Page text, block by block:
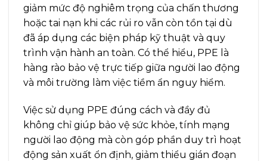
giảm mức độ nghiêm trọng của chấn thương
hoặc tai nạn khi các rủi ro vẫn còn tồn tại dù
đã áp dụng các biện pháp kỹ thuật và quy
trình vận hành an toàn. Có thể hiểu, PPE là
hàng rào bảo vệ trực tiếp giữa người lao động
và môi trường làm việc tiềm ẩn nguy hiểm.
Việc sử dụng PPE đúng cách và đầy đủ
không chỉ giúp bảo vệ sức khỏe, tính mạng
người lao động mà còn góp phần duy trì hoạt
động sản xuất ổn định, giảm thiểu gián đoạn